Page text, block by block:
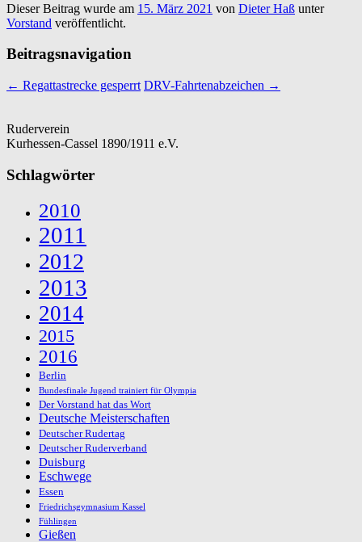
Dieser Beitrag wurde am 15. März 2021 von Dieter Haß unter
Vorstand veröffentlicht.
Beitragsnavigation
← Regattastrecke gesperrt DRV-Fahrtenabzeichen →
Ruderverein
Kurhessen-Cassel 1890/1911 e.V.
Schlagwörter
2010
2011
2012
2013
2014
2015
2016
Berlin
Bundesfinale Jugend trainiert für Olympia
Der Vorstand hat das Wort
Deutsche Meisterschaften
Deutscher Rudertag
Deutscher Ruderverband
Duisburg
Eschwege
Essen
Friedrichsgymnasium Kassel
Fühlingen
Gießen